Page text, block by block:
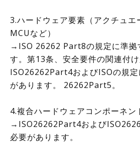
3.ハードウェア要素（アクチュエ
MCUなど）
→ISO 26262 Part8の規定に準拠
す。第13条、安全要件の関連付け
ISO26262Part4およびISOの規
があります。 26262Part5。
4.複合ハードウェアコンポーネン
→ISO26262Part4および
必要があります。